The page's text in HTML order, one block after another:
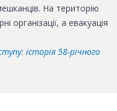
На територію
організації, а евакуація
історія 58-річного